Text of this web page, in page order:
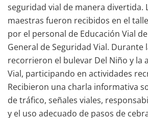
seguridad vial de manera divertida.
maestras fueron recibidos en el
por el personal de Educación Vial
General de Seguridad Vial. Durante
recorrieron el bulevar Del Niño y la
Vial, participando en actividades
Recibieron una charla informativa
de tráfico, señales viales,
y el uso adecuado de pasos de